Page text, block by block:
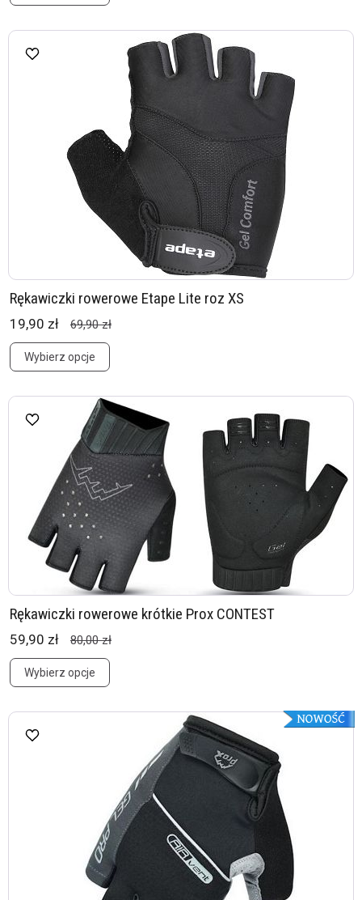
Rękawiczki rowerowe Etape Lite roz XS
19,90 zł 69,90 zł
Wybierz opcje
Rękawiczki rowerowe krótkie Prox CONTEST
59,90 zł 80,00 zł
Wybierz opcje